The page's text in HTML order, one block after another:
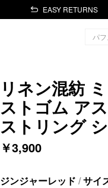
EASY RETURNS
リネン混紡
ストゴム ア
ストリング
￥3,900
ジンジャーレッド /サイ